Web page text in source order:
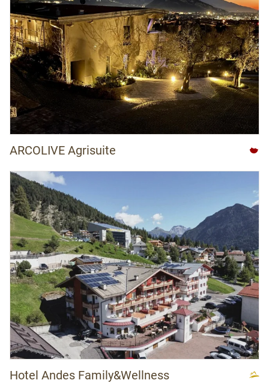
ARCOLIVE Agrisuite
Hotel Andes Family&Wellness